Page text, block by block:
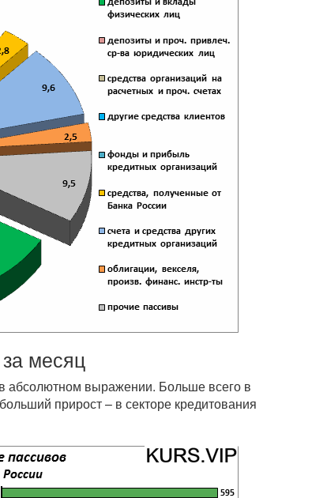
месяц
абсолютном выражении. Больше всего в
прирост – в секторе кредитования